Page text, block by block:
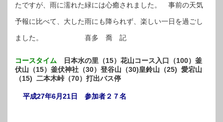
たですが、雨に濡れた緑には心癒されました。 事前の天気
予報に比べて、大した雨にも降られず、楽しい一日を過ごし
ました。 喜多 喬 記
コースタイム 日本水の里（15）花山コース入口（100）釜
伏山（15）釜伏神社（30）登谷山（30)皇鈴山（25) 愛宕山
（15) 二本木峠（70）打出バス停
平成27年6月21日 参加者２７名